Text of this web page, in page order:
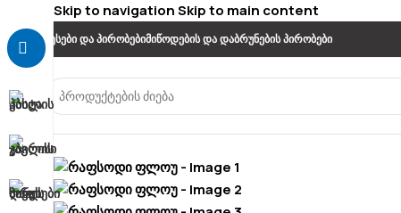
Skip to navigationSkip to main content
Წესები Და ᲞირობებიᲛიწოდების Და Დაბრუნების Პირობები